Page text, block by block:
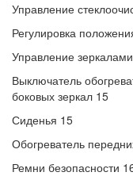
Управление
Регулировка
Управление
Выключатель
боковых зеркал 15
Сиденья 15
Обогреватель
Ремни безопасности